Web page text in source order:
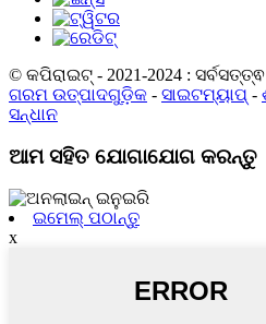
© କପିରାଇଟ୍ - 2021-2024 :
ଗରମ ଉତ୍ପାଦଗୁଡ଼ିକ - ସାଇଟମ୍ୟାପ୍ -
ସନ୍ଧାନ
ଆମ ସହିତ ଯୋଗାଯୋଗ କରନ୍ତୁ
ଇମେଲ୍ ପଠାନ୍ତୁ
x